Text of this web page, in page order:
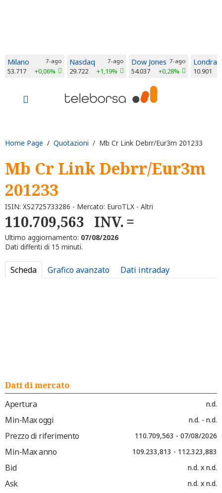
Milano 7-ago
53.717 +0,06%
Nasdaq 7-ago
29.722 +1,19%
Dow Jones 7-ago
54.037 +0,28%
Londra
10.901
Home Page / Quotazioni / Mb Cr Link Debrr/Eur3m 201233
Mb Cr Link Debrr/Eur3m
201233
ISIN: XS2725733286 - Mercato: EuroTLX - Altri
110.709,563 INV.
Ultimo aggiornamento: 07/08/2026
Dati differiti di 15 minuti.
Scheda Grafico avanzato Dati intraday
Dati di mercato
Apertura
n.d.
Min-Max oggi n.d. - n.d.
Prezzo di riferimento 110.709,563 - 07/08/2026
Min-Max anno 109.233,813 - 112.323,883
Bid n.d. x n.d.
Ask n.d. x n.d.